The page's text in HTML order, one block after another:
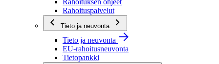
Rahoituksen ohjeet
Rahoituspalvelut
Tieto ja neuvonta
Tieto ja neuvonta
EU-rahoitusneuvonta
Tietopankki